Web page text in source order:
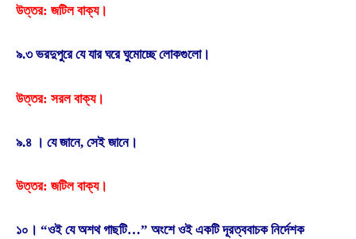
উত্তর: জটিল বাক্য।
৯.৩ ভরদুপুরে যে যার ঘরে ঘুমােচ্ছে লােকগুলাে।
উত্তর: সরল বাক্য।
৯.৪ । যে জানে, সেই জানে।
উত্তর: জটিল বাক্য।
১০। “ওই যে অশথ গাছটি…” অংশে ওই একটি দূরত্ববাচক নির্দেশক